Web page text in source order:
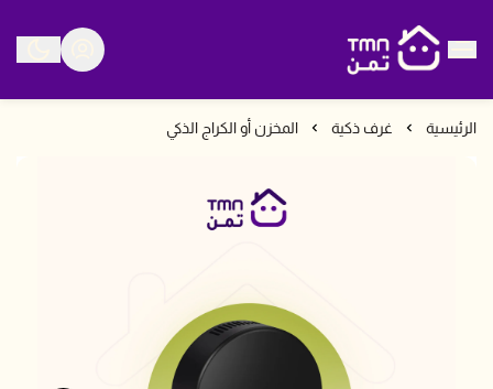
متجر تمن
الرئيسية غرف ذكية المخزن أو الكراج الذكي